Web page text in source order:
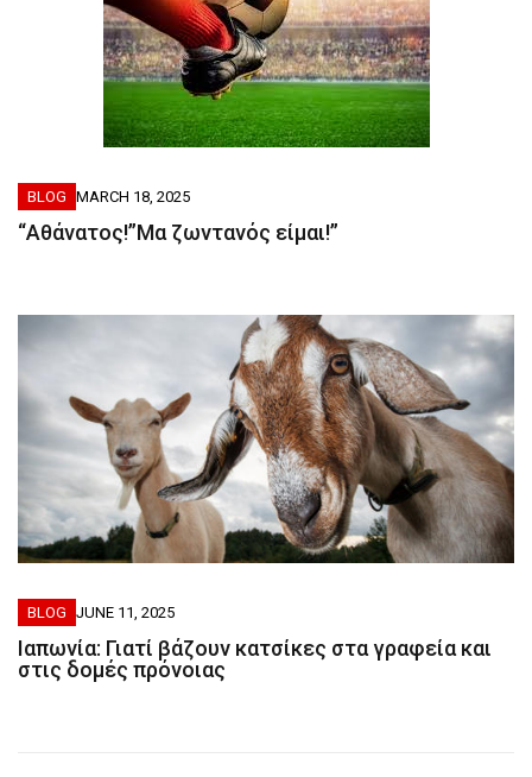
BLOG MARCH 18, 2025
“Αθάνατος!”Μα ζωντανός είμαι!”
BLOG JUNE 11, 2025
Ιαπωνία: Γιατί βάζουν κατσίκες στα γραφεία και
στις δομές πρόνοιας